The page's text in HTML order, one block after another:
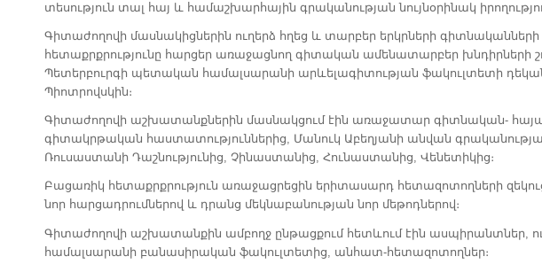
տեսություն տալ հայ և համաշխարհային գրականության նույնօրինակ
Գիտաժողովի մասնակիցներին ուղերձ հղեց և տարբեր երկրների գիտնականների
հետաքրքրությունը հարցեր առաջացնող գիտական ամենատարբեր խնդիրների
Պետերբուրգի պետական համալսարանի արևելագիտության ֆակուլտետի
Պիոտրովսկին։
Գիտաժողովի աշխատանքներին մասնակցում էին առաջատար գիտնական-
գիտակրթական հաստատություններից, Մանուկ Աբեղյանի անվան
Ռուսաստանի Դաշնությունից, Չինաստանից, Հունաստանից, Վենետիկից։
Բացառիկ հետաքրքրություն առաջացրեցին երիտասարդ հետազոտողների
նոր հարցադրումներով և դրանց մեկնաբանության նոր մեթոդներով։
Գիտաժողովի աշխատանքին ամբողջ ընթացքում հետևում էին ասպիրանտներ,
համալսարանի բանասիրական ֆակուլտետից, անհատ-հետազոտողներ։